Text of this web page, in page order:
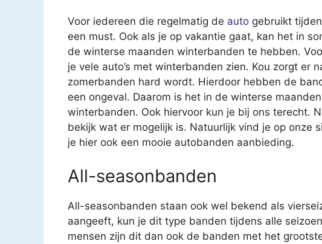
Voor iedereen die regelmatig de auto gebruikt
een must. Ook als je op vakantie gaat, kan het in
de winterse maanden winterbanden te hebben.
je vele auto’s met winterbanden zien. Kou zorgt er
zomerbanden hard wordt. Hierdoor hebben de
een ongeval. Daarom is het in de winterse
winterbanden. Ook hiervoor kun je bij ons terecht.
bekijk wat er mogelijk is. Natuurlijk vind je op onze
je hier ook een mooie autobanden aanbieding.
All-seasonbanden
All-seasonbanden staan ook wel bekend als
aangeeft, kun je dit type banden tijdens alle
mensen zijn dit dan ook de banden met het